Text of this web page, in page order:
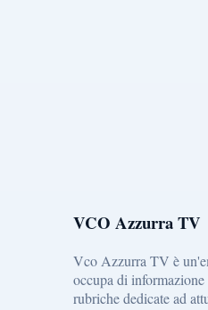
VCO Azzurra TV
Vco Azzurra TV è
occupa di
rubriche dedicate ad